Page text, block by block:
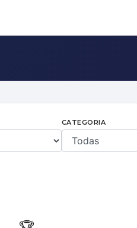
CATEGORIA